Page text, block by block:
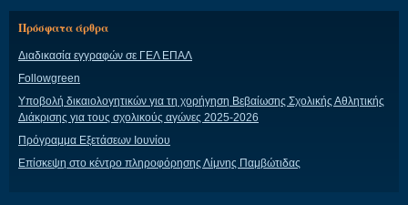
Πρόσφατα άρθρα
Διαδικασία εγγραφών σε ΓΕΛ ΕΠΑΛ
Followgreen
Υποβολή δικαιολογητικών για τη χορήγηση Βεβαίωσης Σχολικής Αθλητικής
Διάκρισης για τους σχολικούς αγώνες 2025-2026
Πρόγραμμα Εξετάσεων Ιουνίου
Επίσκεψη στο κέντρο πληροφόρησης Λίμνης Παμβώτιδας